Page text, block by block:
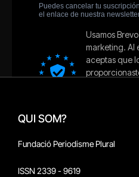
QUI SOM?
Fundació Periodisme Plural
ISSN 2339 - 9619